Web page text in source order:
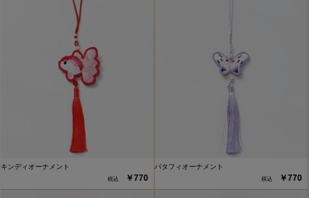
キンディオーナメント
￥770
バタフィオーナメント
￥770